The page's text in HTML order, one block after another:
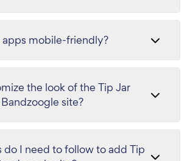
apps mobile-friendly?
the look of the Tip Jar
site?
do I need to follow to add Tip